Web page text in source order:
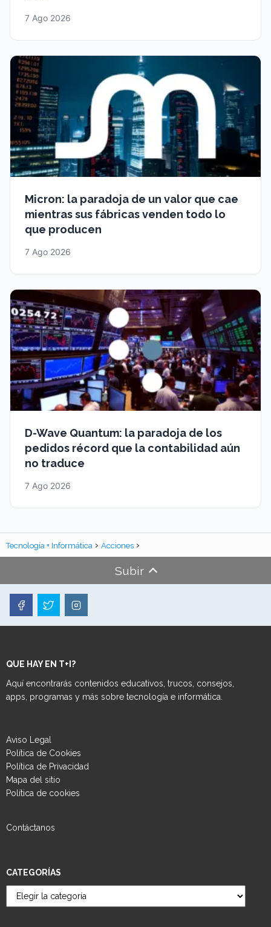
7 Ago 2026
Micron: la paradoja de un valor que cae
mientras sus fábricas venden todo lo
que producen
7 Ago 2026
D-Wave Quantum: la paradoja de los
pedidos récord que la contabilidad aún
no traduce
7 Ago 2026
Tecnología + Informática Acciones
Subir
QUE HAY EN T+I?
Aquí encontrarás contenidos educativos, trucos, consejos,
apps, programas y más sobre tecnología e informática.
Aviso Legal
Política de Cookies
Política de Privacidad
Mapa del sitio
Política de cookies
Contáctanos
CATEGORÍAS